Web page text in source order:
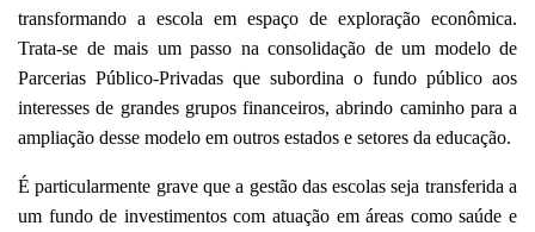
transformando a escola em espaço de exploração econômica.
Trata-se de mais um passo na consolidação de um modelo de
Parcerias Público-Privadas que subordina o fundo público aos
interesses de grandes grupos financeiros, abrindo caminho para a
ampliação desse modelo em outros estados e setores da educação.
É particularmente grave que a gestão das escolas seja transferida a
um fundo de investimentos com atuação em áreas como saúde e